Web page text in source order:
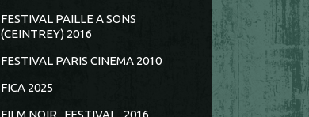
FESTIVAL PAILLE A SONS
(CEINTREY) 2016
FESTIVAL PARIS CINEMA 2010
FICA 2025